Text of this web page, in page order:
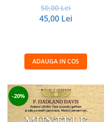
50,00 Lei
45,00 Lei
ADAUGA IN COS
-20%